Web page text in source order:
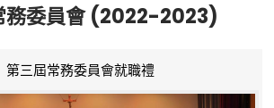
務委員會 (2022-2023)
第三屆常務委員會就職禮